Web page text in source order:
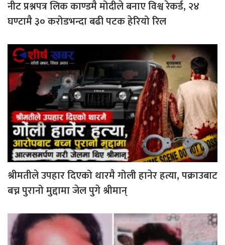
नीट प्रश्नपत्र लिक काण्डमै मोदीले बनाए विश्व रेकर्ड, २४
घण्टामै ३० करोडभन्दा बढी पटक हेरियो रिल
श्रीमतीले उपहार दिएको थारमै गोली हानेर हत्या, पक्राउबाट
बच्न पुरानो मुद्दामा जेल पुगे श्रीमान्